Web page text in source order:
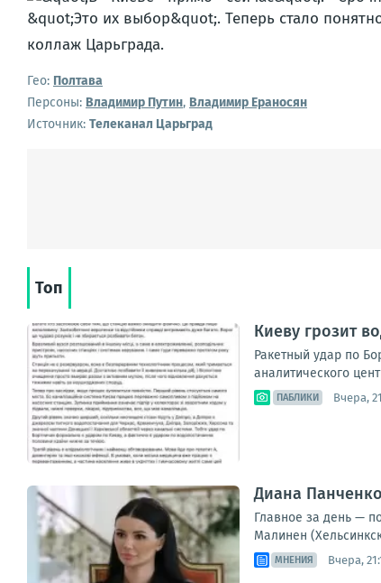
коллаж Царьграда.
Гео: Полтава
Персоны: Владимир Путин, Владимир Ераносян
Источник: Телеканал Царьград
Топ
Киеву грозит
Ракетный удар по
аналитического
ПАБЛИКИ Вчера,
Диана
Главное за день —
Малинен
МНЕНИЯ Вчера,